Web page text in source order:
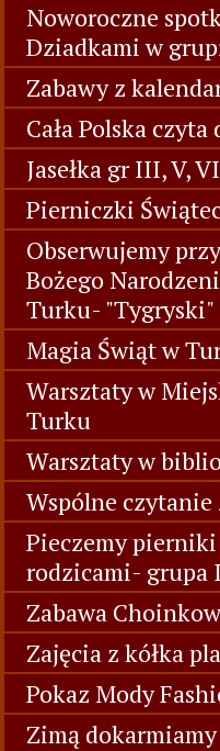
Noworoczne
Dziadkami w
Zabawy z
Cała Polska
Jasełka gr III, V, VI
Pierniczki
Obserwujemy
Bożego
Turku- "Tygryski"
Magia Świąt w
Warsztaty w
Turku
Warsztaty w
Wspólne
Pieczemy
rodzicami- grupa I
Zabawa
Zajęcia z kółka
Pokaz Mody
Zimą